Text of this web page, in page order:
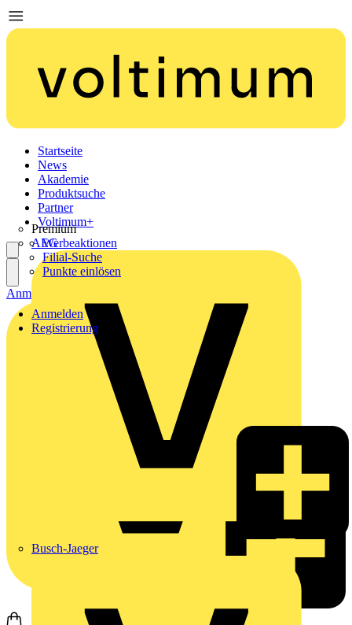
Startseite
News
Akademie
Produktsuche
Partner
Premium
AEG
Busch-Jaeger
Voltimum+
Werbeaktionen
Filial-Suche
Punkte einlösen
Anmelden
Registrierung
Anmelden